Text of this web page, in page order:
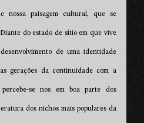
nossa paisagem cultural, que se
do estado de sítio em que vive
de uma identidade
gerações da continuidade com a
se nos em boa parte dos
dos nichos mais populares da